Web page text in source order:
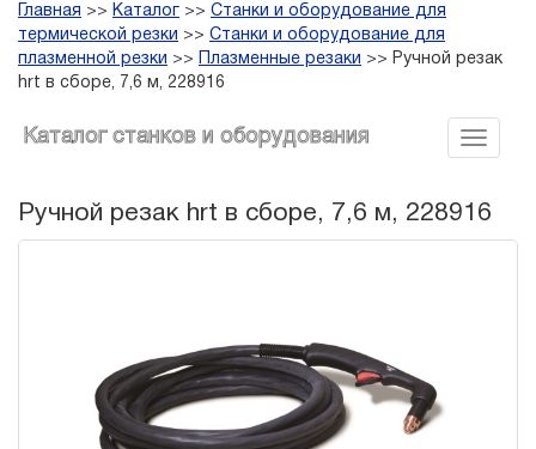
Главная >> Каталог >> Станки и оборудование для
термической резки >> Станки и оборудование для
плазменной резки >> Плазменные резаки >> Ручной резак
hrt в сборе, 7,6 м, 228916
Каталог станков и оборудования
Ручной резак hrt в сборе, 7,6 м, 228916